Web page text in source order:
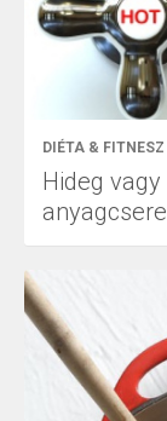
DIÉTA & FITNESZ
Hideg